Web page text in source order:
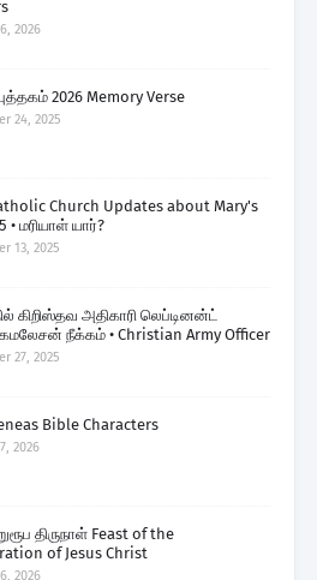
2026
2026 Memory Verse
24, 2025
Church Updates about Mary's
• மரியாள் யார்?
13, 2025
கிறிஸ்தவ அதிகாரி லெப்டினன்ட்
நீக்கம் • Christian Army Officer
27, 2025
Bible Characters
2026
திருநாள் Feast of the
of Jesus Christ
2026